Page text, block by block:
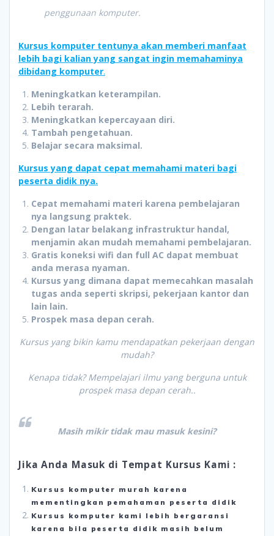
penggunaan komputer.
Kursus komputer tentunya akan memberi manfaat
lebih bagi kalian yang sangat ingin memahaminya
dibidang komputer.
Meningkatkan keterampilan.
Lebih terarah.
Meningkatkan kepercayaan diri.
Tambah pengetahuan.
Belajar secara maksimal.
Kursus yang dapat cepat memahami materi bagi
peserta didik nya.
Cepat memahami materi karena pembelajaran
nya langsung praktek.
Dengan latar belakang infrastruktur handal,
menjamin akan mudah memahami pembelajaran.
Gratis koneksi wifi dan full AC dapat membuat
anda merasa nyaman.
Kursus yang dimana dapat memecahkan masalah
tugas anda seperti skripsi, pekerjaan kantor dan
lain lain.
Prospek masa depan cerah.
Kursus yang bikin kamu mendapatkan pekerjaan dengan
mudah?
Kenapa tidak? Mempelajari ilmu yang berguna untuk
prospek masa depan cerah..
Masih mikir tidak mau masuk kesini?
Jika Anda Masuk di Tempat Kursus Kami :
Kursus komputer murah karena
mementingkan pemahaman peserta didik
Kursus komputer kami lebih bergaransi
karena bila peserta didik masih belum